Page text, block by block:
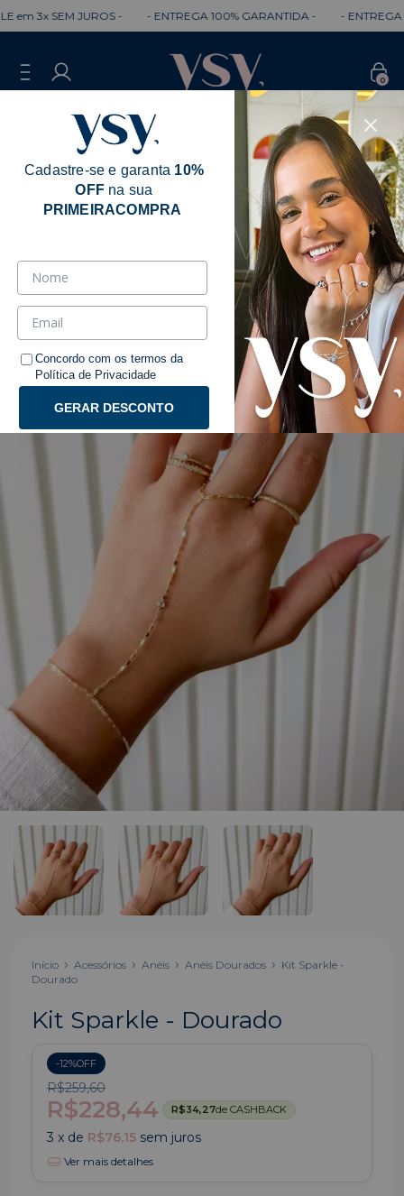
SEM JUROS - - ENTREGA 100% GARANTIDA - - ENTREGA
0
Produto Kit
Início Acessórios Anéis Anéis Dourados
Kit Sparkle -
Dourado
Kit Sparkle - Dourado
R$228,44 R$34,27de CASHBACK
-12%OFF
R$259,60
3 x de R$76,15 sem juros
Ver mais detalhes
Cadastre-se e garanta 10%
OFF na sua
PRIMEIRACOMPRA
Concordo com os termos da
Política de Privacidade
GERAR DESCONTO